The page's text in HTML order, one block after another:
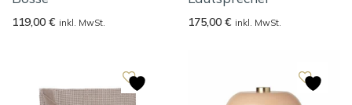
119,00 € inkl. MwSt. 175,00 € inkl. MwSt.